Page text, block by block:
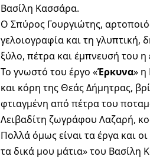
Βασίλη Κασσάρα.
Ο Σπύρος Γουργιώτης,
γελοιογραφία και τη γλυπτική,
ξύλο, πέτρα και έμπνευσή του
Το γνωστό του έργο «Έρκυνα» η
και κόρη της Θεάς Δήμητρας,
φτιαγμένη από πέτρα του
Λειβαδίτη ζωγράφου Λαζαρή,
Πολλά όμως είναι τα έργα και
τα δικά μου μάτια» του Βασίλη